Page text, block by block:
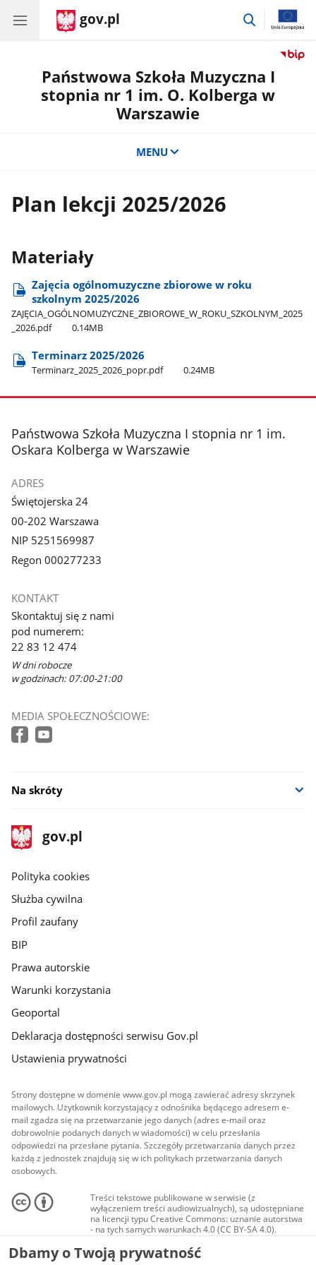
gov.pl
przejdź
Państwowa Szkoła Muzyczna I
stopnia nr 1 im. O. Kolberga w
Warszawie
MENU
Plan lekcji 2025/2026
Materiały
Zajęcia ogólnomuzyczne zbiorowe w roku
szkolnym 2025/2026
ZAJĘCIA​_OGÓLNOMUZYCZNE​_ZBIOROWE​_W​_ROKU​_SZKOLNYM​_2025​
_2026.pdf
0.14MB
Terminarz 2025/2026
Terminarz​_2025​_2026​_popr.pdf 0.24MB
stopka
Państwowa Szkoła Muzyczna I stopnia nr 1 im.
Oskara Kolberga w Warszawie
ADRES
Świętojerska 24
00-202 Warszawa
NIP 5251569987
Regon 000277233
KONTAKT
Skontaktuj się z nami
pod numerem:
22 83 12 474
W dni robocze
w godzinach: 07:00-21:00
MEDIA SPOŁECZNOŚCIOWE:
Na skróty
stopka
gov.pl
Strona
gov.pl
gov.pl
Polityka cookies
Służba cywilna
Profil zaufany
BIP
Prawa autorskie
Warunki korzystania
Geoportal
Deklaracja dostępności serwisu Gov.pl
Ustawienia prywatności
Strony dostępne w domenie www.gov.pl mogą zawierać adresy skrzynek
mailowych. Użytkownik korzystający z odnośnika będącego adresem e-
mail zgadza się na przetwarzanie jego danych (adres e-mail oraz
dobrowolnie podanych danych w wiadomości) w celu przesłania
odpowiedzi na przesłane pytania. Szczegóły przetwarzania danych przez
każdą z jednostek znajdują się w ich politykach przetwarzania danych
osobowych.
Treści tekstowe publikowane w serwisie (z
wyłączeniem treści audiowizualnych), są udostępniane
na licencji typu Creative Commons: uznanie autorstwa
- na tych samych warunkach 4.0 (CC BY-SA 4.0).
Materiały audiowizualne, w tym zdjęcia, materiały
audio i wideo, są udostępniane na licencji typu
Creative Commons: uznanie autorstwa użycie
Dbamy o Twoją prywatność